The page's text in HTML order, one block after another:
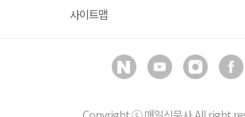
사이트맵